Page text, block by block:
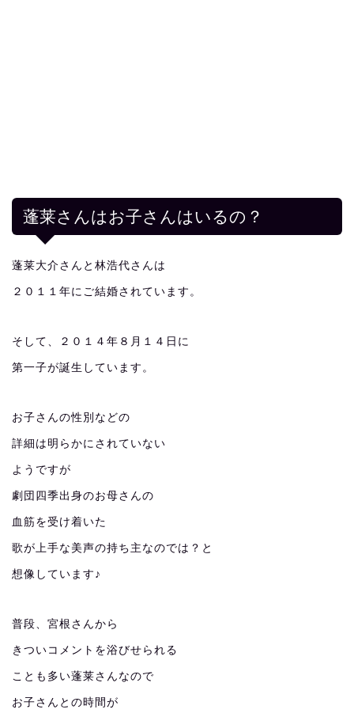
蓬莱さんはお子さんはいるの？
蓬莱大介さんと林浩代さんは
２０１１年にご結婚されています。
そして、２０１４年８月１４日に
第一子が誕生しています。
お子さんの性別などの
詳細は明らかにされていない
ようですが
劇団四季出身のお母さんの
血筋を受け着いた
歌が上手な美声の持ち主なのでは？と
想像しています♪
普段、宮根さんから
きついコメントを浴びせられる
ことも多い蓬莱さんなので
お子さんとの時間が